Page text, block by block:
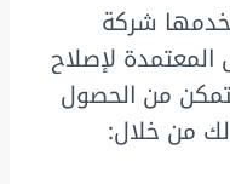
شركة
لإصلاح
من الحصول
من خلال: